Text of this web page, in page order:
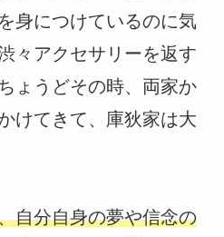
身につけているのに気
々アクセサリーを返す
ょうどその時、両家か
けてきて、庫狄家は大
自分自身の夢や信念の